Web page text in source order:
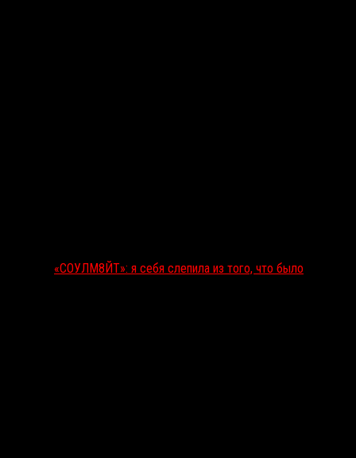
«СОУЛМ8ЙТ»: я себя слепила из того, что было